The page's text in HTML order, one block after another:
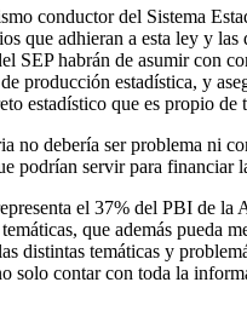
conductor del Sistema
que adhieran a esta ley y las
SEP habrán de asumir con
producción estadística, y
estadístico que es propio
no debería ser problema ni
podrían servir para
el 37% del PBI de la
que además pueda
distintas temáticas y
solo contar con toda la